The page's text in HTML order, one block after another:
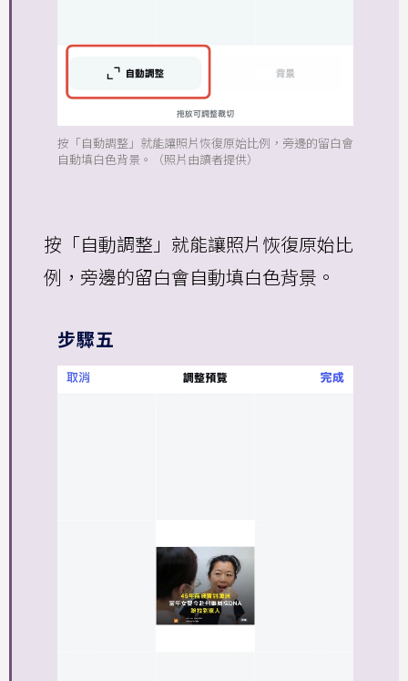
按「自動調整」就能讓照片恢復原始比例，旁邊的留白會
自動填白色背景。（照片由讀者提供）
按「自動調整」就能讓照片恢復原始比
例，旁邊的留白會自動填白色背景。
步驟五